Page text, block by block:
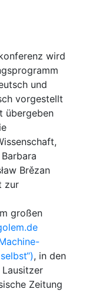
wird
und
vorgestellt
übergeben
Brězan
zur
großen
, in den
Zeitung